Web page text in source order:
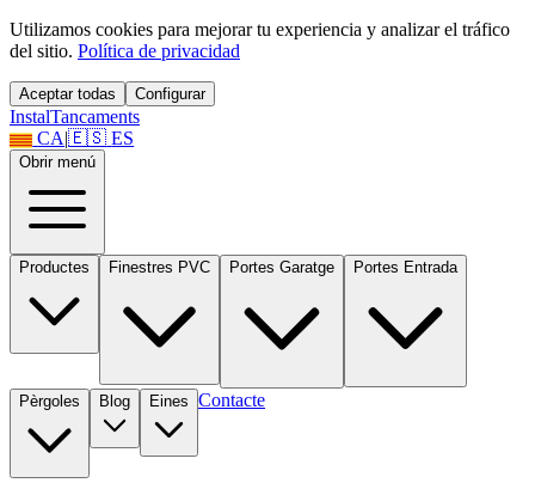
Utilizamos cookies para mejorar tu experiencia y analizar el tráfico
del sitio. Política de privacidad
Aceptar todas Configurar
InstalTancaments
CA|🇪🇸 ES
Obrir menú
Productes Finestres PVC Portes Garatge Portes Entrada
Pèrgoles Blog Eines Contacte